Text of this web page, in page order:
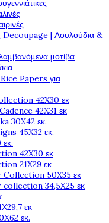
Decoupage | Λουλούδια &
μοτίβα
Papers για
42X30 εκ
42X31 εκ
30X42 εκ.
45X32 εκ.
42X30 εκ
21X29 εκ
Collection 50X35 εκ
collection 34,5X25 εκ
εκ
εκ.